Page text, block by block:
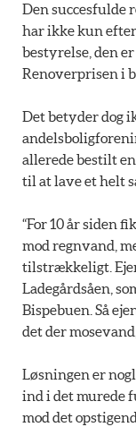
Den succesfulde
har ikke kun
bestyrelse, den
Renoverprisen i
Det betyder dog
allerede bestilt
til at lave et helt
“For 10 år siden
mod regnvand,
tilstrækkeligt.
Ladegårdsåen,
Bispebuen. Så
det der
Løsningen er
ind i det murede
mod det